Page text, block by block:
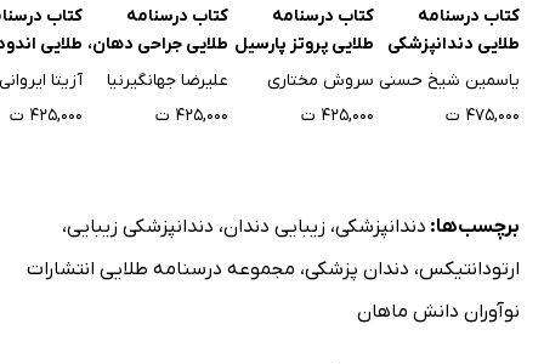
کتاب درسنامه
طلایی دندانپزشکی
اطفال
یاسمین شیخ حسنی
۴۷۵,۰۰۰ ت
کتاب درسنامه
طلایی پروتز پارسیل
سروش مختاری
۴۲۵,۰۰۰ ت
کتاب درسنامه
طلایی جراحی دهان،
فک و صورت مالامد -
علیرضا جهانگیرنیا
۴۲۵,۰۰۰ ت
کتاب
طلایی
آزیتا ایروانی
۴۲۵,۰۰۰ ت
برچسب‌ها: دندانپزشکی، زیبایی دندان، دندانپزشکی زیبایی،
ارتودانتیکس، دندان پزشکی، مجموعه درسنامه طلایی انتشارات
نوآوران دانش ماهان